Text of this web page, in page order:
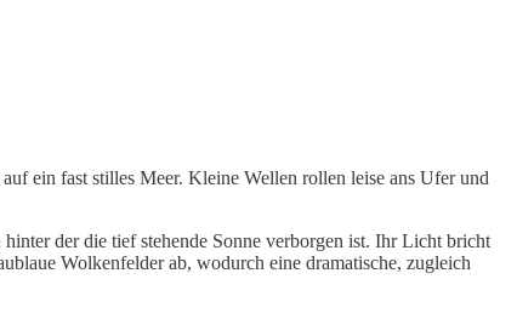
ein fast stilles Meer. Kleine Wellen rollen leise ans Ufer und
der die tief stehende Sonne verborgen ist. Ihr Licht bricht
Wolkenfelder ab, wodurch eine dramatische, zugleich